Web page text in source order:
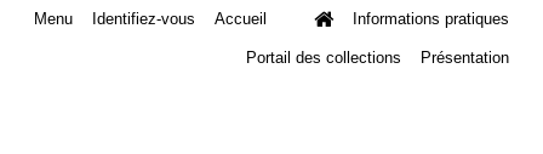
Menu Identifiez-vous Accueil Informations pratiques
Portail des collections Présentation